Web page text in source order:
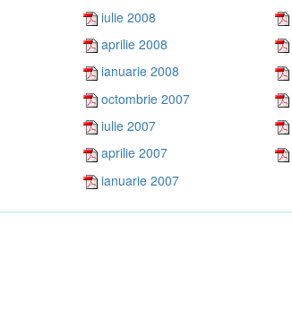
iulie 2008
aprilie 2008
ianuarie 2008
octombrie 2007
iulie 2007
aprilie 2007
ianuarie 2007